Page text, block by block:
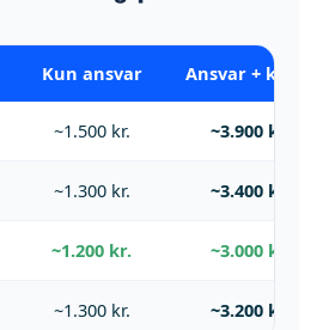
Kun ansvar Ansvar + kasko
~1.500 kr. ~3.900 kr.
~1.300 kr. ~3.400 kr.
~1.200 kr. ~3.000 kr.
~1.300 kr. ~3.200 kr.